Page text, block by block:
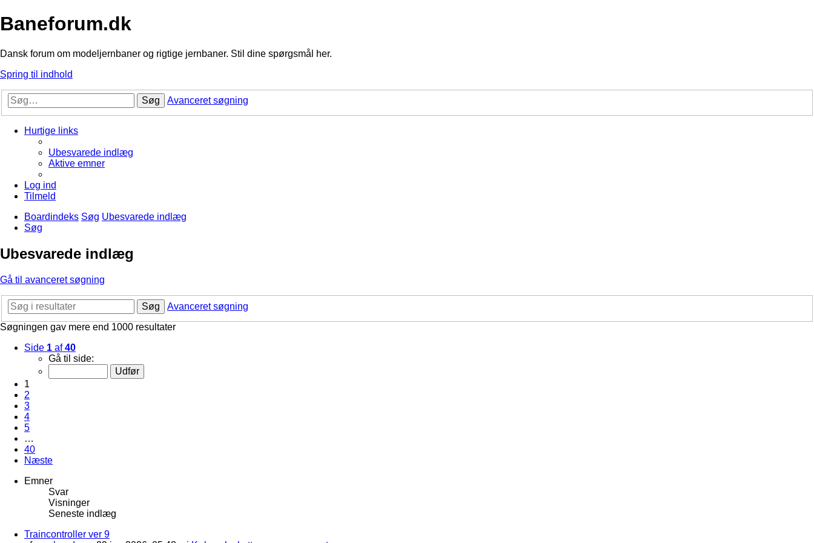
Baneforum.dk
Dansk forum om modeljernbaner og rigtige jernbaner. Stil dine spørgsmål her.
Spring til indhold
Søg Avanceret søgning
Hurtige links
Ubesvarede indlæg
Aktive emner
Log ind
Tilmeld
Boardindeks Søg Ubesvarede indlæg
Søg
Ubesvarede indlæg
Gå til avanceret søgning
Søg
Avanceret søgning
Søgningen gav mere end 1000 resultater
Side 1 af40
Gå til side:
1
2
3
4
5
…
40
Næste
Emner
Svar
Visninger
Seneste indlæg
Traincontroller ver 9